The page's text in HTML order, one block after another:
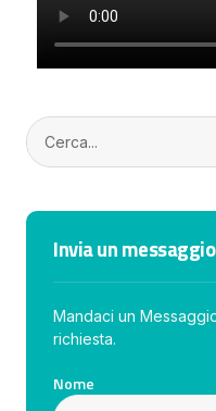
Invia un messaggio
Mandaci un
richiesta.
Nome